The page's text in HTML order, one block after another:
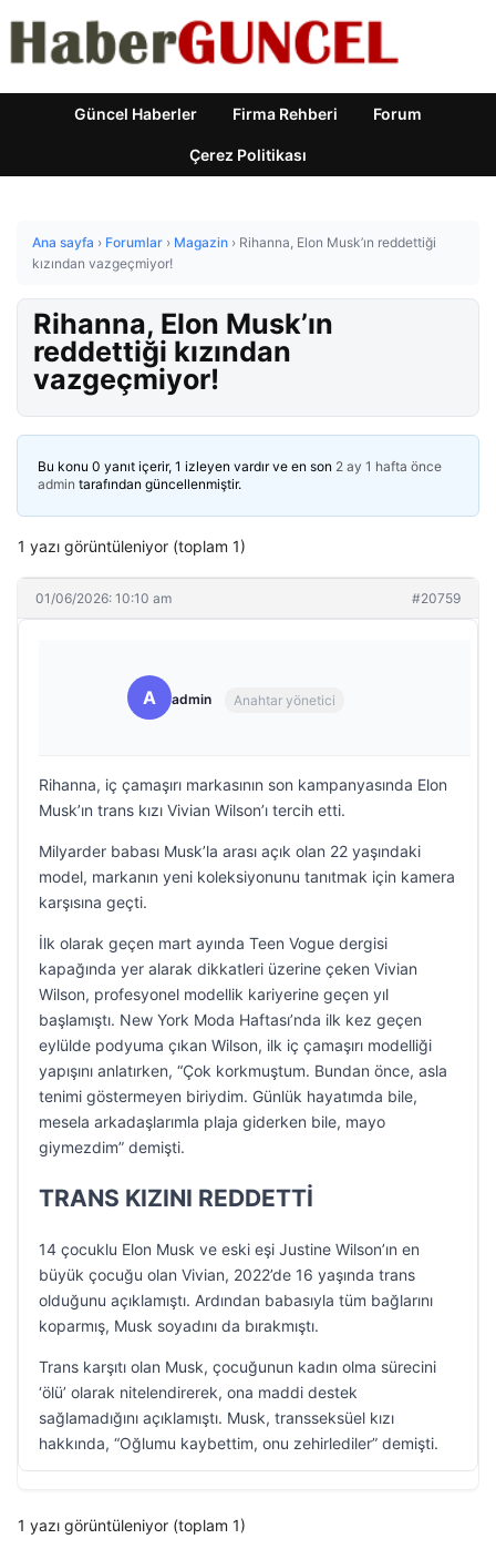
Güncel Haberler Firma Rehberi Forum
Çerez Politikası
Ana sayfa › Forumlar › Magazin › Rihanna, Elon Musk’ın reddettiği
kızından vazgeçmiyor!
Rihanna, Elon Musk’ın
reddettiği kızından
vazgeçmiyor!
Bu konu 0 yanıt içerir, 1 izleyen vardır ve en son 2 ay 1 hafta önce
admin tarafından güncellenmiştir.
1 yazı görüntüleniyor (toplam 1)
01/06/2026: 10:10 am #20759
A admin Anahtar yönetici
Rihanna, iç çamaşırı markasının son kampanyasında Elon
Musk’ın trans kızı Vivian Wilson’ı tercih etti.
Milyarder babası Musk’la arası açık olan 22 yaşındaki
model, markanın yeni koleksiyonunu tanıtmak için kamera
karşısına geçti.
İlk olarak geçen mart ayında Teen Vogue dergisi
kapağında yer alarak dikkatleri üzerine çeken Vivian
Wilson, profesyonel modellik kariyerine geçen yıl
başlamıştı. New York Moda Haftası’nda ilk kez geçen
eylülde podyuma çıkan Wilson, ilk iç çamaşırı modelliği
yapışını anlatırken, “Çok korkmuştum. Bundan önce, asla
tenimi göstermeyen biriydim. Günlük hayatımda bile,
mesela arkadaşlarımla plaja giderken bile, mayo
giymezdim” demişti.
TRANS KIZINI REDDETTİ
14 çocuklu Elon Musk ve eski eşi Justine Wilson’ın en
büyük çocuğu olan Vivian, 2022’de 16 yaşında trans
olduğunu açıklamıştı. Ardından babasıyla tüm bağlarını
koparmış, Musk soyadını da bırakmıştı.
Trans karşıtı olan Musk, çocuğunun kadın olma sürecini
‘ölü’ olarak nitelendirerek, ona maddi destek
sağlamadığını açıklamıştı. Musk, transseksüel kızı
hakkında, “Oğlumu kaybettim, onu zehirlediler” demişti.
1 yazı görüntüleniyor (toplam 1)